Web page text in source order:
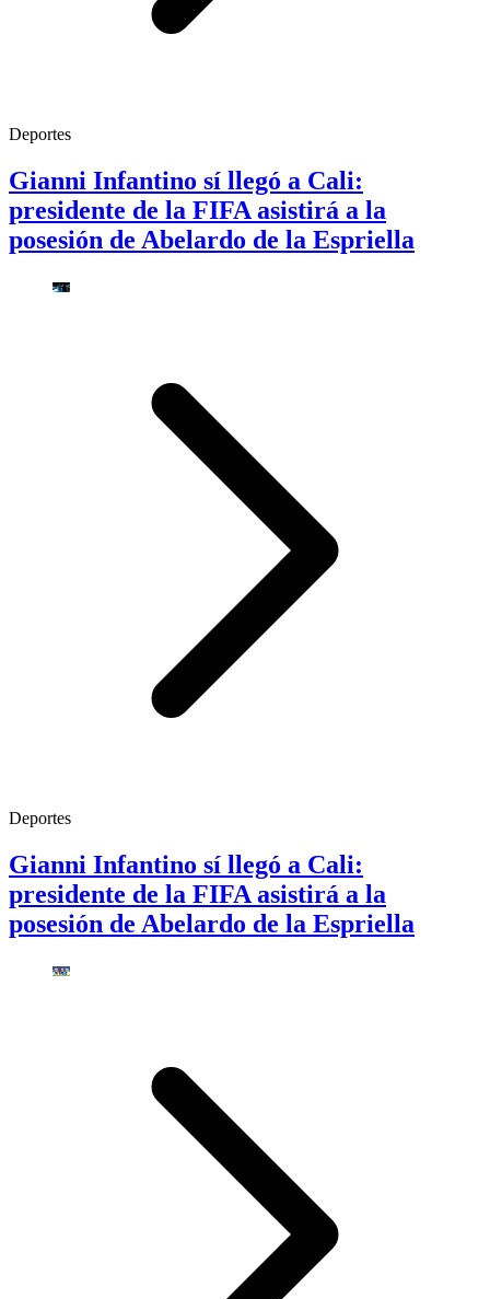
Deportes
Gianni Infantino sí llegó a Cali:
presidente de la FIFA asistirá a la
posesión de Abelardo de la Espriella
Deportes
Gianni Infantino sí llegó a Cali:
presidente de la FIFA asistirá a la
posesión de Abelardo de la Espriella